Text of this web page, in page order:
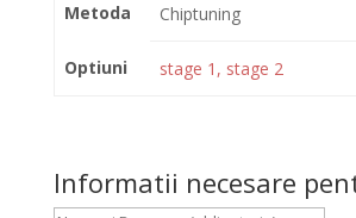
Metoda Chiptuning
Optiuni stage 1, stage 2
Informatii necesare